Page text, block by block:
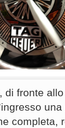
di fronte
completa,